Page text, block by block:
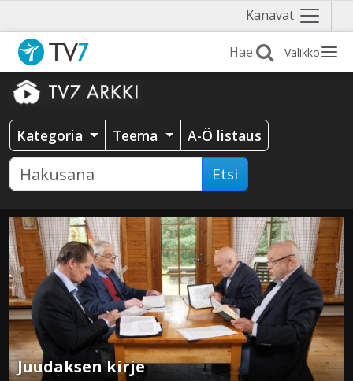
Kanavat Näytä
valikko
Valikko
Kategoria Teema A-Ö listaus
Etsi
Juudaksen kirje